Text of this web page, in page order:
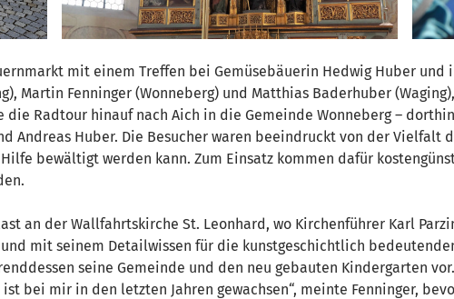
mit einem Treffen bei Gemüsebäuerin Hedwig Huber
Martin Fenninger (Wonneberg) und Matthias Baderhuber
Radtour hinauf nach Aich in die Gemeinde Wonneberg –
Andreas Huber. Die Besucher waren beeindruckt von der Vielfalt
bewältigt werden kann. Zum Einsatz kommen dafür
an der Wallfahrtskirche St. Leonhard, wo Kirchenführer Karl
mit seinem Detailwissen für die kunstgeschichtlich
seine Gemeinde und den neu gebauten Kindergarten
bei mir in den letzten Jahren gewachsen“, meinte Fenninger,